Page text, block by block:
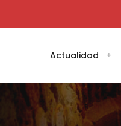
Actualidad